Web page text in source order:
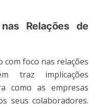
Relações de
com foco nas relações
traz implicações
como as empresas
seus colaboradores.